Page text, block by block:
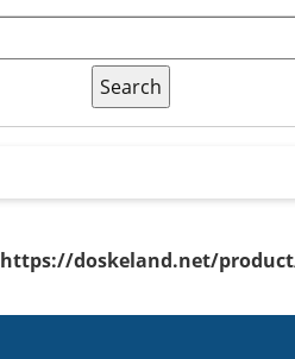
https://doskeland.net/